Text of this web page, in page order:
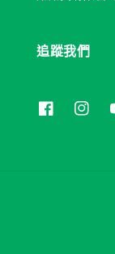
追蹤我們